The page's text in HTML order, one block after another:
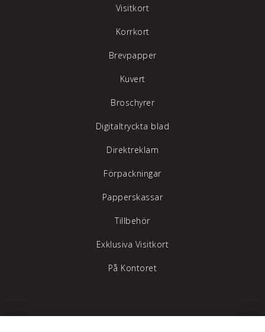
Visitkort
Korrkort
Brevpapper
Kuvert
Broschyrer
Digitaltryckta blad
Direktreklam
Förpackningar
Papperskassar
Tillbehör
Exklusiva Visitkort
På Kontoret